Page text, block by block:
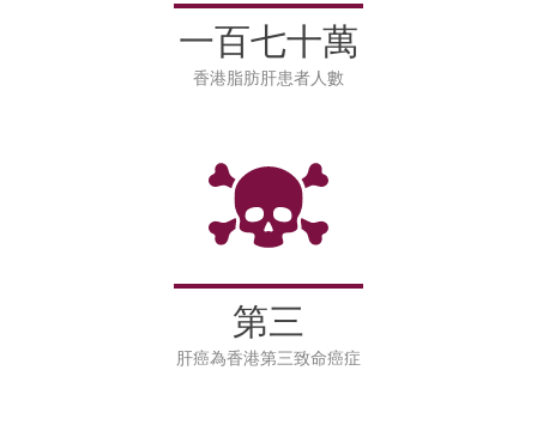
一百七十萬
香港脂肪肝患者人數
第三
肝癌為香港第三致命癌症